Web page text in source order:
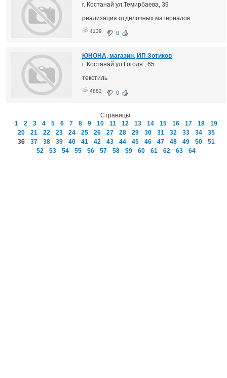
г. Костанай ул.Темирбаева, 39
реализация отделочных материалов
4139 0
ЮНОНА, магазин, ИП Зотиков
г. Костанай ул.Гоголя , 65
текстиль
4882 0
Страницы:
1
2 3 4 5 6 7 8 9 10 11 12 13 14 15 16 17 18
19
20
21 22 23 24 25 26 27 28 29 30 31 32 33 34
35
36
37 38 39 40 41 42 43 44 45 46 47 48 49 50
51
52
53 54 55 56 57 58 59 60 61 62 63 64